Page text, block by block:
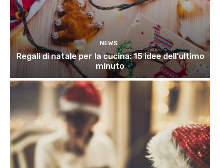
NEWS
Regali di natale per la cucina: 15 idee dell’ultimo
minuto